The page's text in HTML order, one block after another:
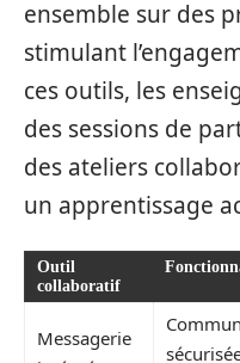
ensemble sur des
stimulant
ces outils, les
des sessions de
des ateliers
un apprentissage
Outil
collaboratif
Messagerie